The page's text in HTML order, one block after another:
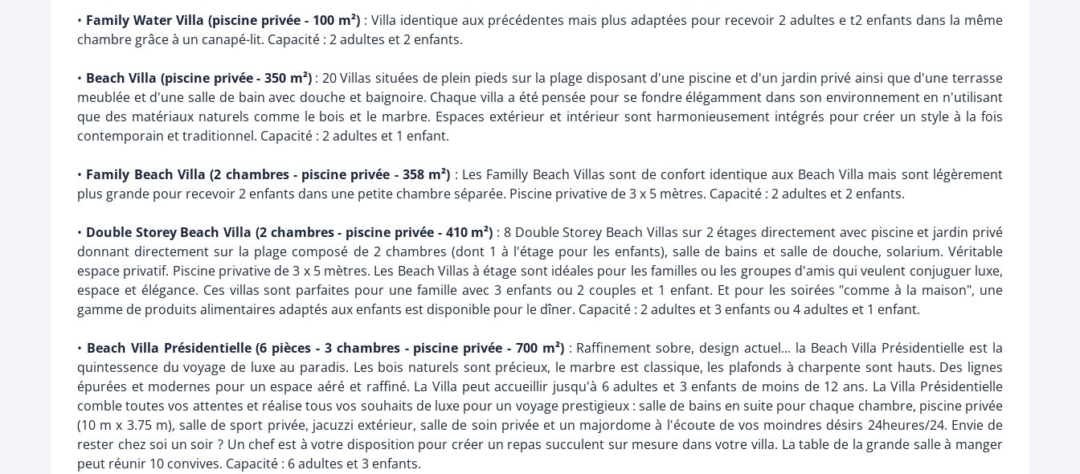
• Family Water Villa (piscine privée - 100 m²) : Villa identique aux précédentes mais plus adaptées pour recevoir 2 adultes e t2 enfants dans la même
chambre grâce à un canapé-lit. Capacité : 2 adultes et 2 enfants.
• Beach Villa (piscine privée - 350 m²): 20 Villas situées de plein pieds sur la plage disposant d'une piscine et d'un jardin privé ainsi que d'une terrasse
meublée et d'une salle de bain avec douche et baignoire. Chaque villa a été pensée pour se fondre élégamment dans son environnement en n'utilisant
que des matériaux naturels comme le bois et le marbre. Espaces extérieur et intérieur sont harmonieusement intégrés pour créer un style à la fois
contemporain et traditionnel. Capacité : 2 adultes et 1 enfant.
• Family Beach Villa (2 chambres - piscine privée - 358 m²) : Les Familly Beach Villas sont de confort identique aux Beach Villa mais sont légèrement
plus grande pour recevoir 2 enfants dans une petite chambre séparée. Piscine privative de 3 x 5 mètres. Capacité : 2 adultes et 2 enfants.
• Double Storey Beach Villa (2 chambres - piscine privée - 410 m²) : 8 Double Storey Beach Villas sur 2 étages directement avec piscine et jardin privé
donnant directement sur la plage composé de 2 chambres (dont 1 à l'étage pour les enfants), salle de bains et salle de douche, solarium. Véritable
espace privatif. Piscine privative de 3 x 5 mètres. Les Beach Villas à étage sont idéales pour les familles ou les groupes d'amis qui veulent conjuguer luxe,
espace et élégance. Ces villas sont parfaites pour une famille avec 3 enfants ou 2 couples et 1 enfant. Et pour les soirées "comme à la maison", une
gamme de produits alimentaires adaptés aux enfants est disponible pour le dîner. Capacité : 2 adultes et 3 enfants ou 4 adultes et 1 enfant.
• Beach Villa Présidentielle (6 pièces - 3 chambres - piscine privée - 700 m²): Raffinement sobre, design actuel... la Beach Villa Présidentielle est la
quintessence du voyage de luxe au paradis. Les bois naturels sont précieux, le marbre est classique, les plafonds à charpente sont hauts. Des lignes
épurées et modernes pour un espace aéré et raffiné. La Villa peut accueillir jusqu'à 6 adultes et 3 enfants de moins de 12 ans. La Villa Présidentielle
comble toutes vos attentes et réalise tous vos souhaits de luxe pour un voyage prestigieux : salle de bains en suite pour chaque chambre, piscine privée
(10 m x 3.75 m), salle de sport privée, jacuzzi extérieur, salle de soin privée et un majordome à l'écoute de vos moindres désirs 24heures/24. Envie de
rester chez soi un soir ? Un chef est à votre disposition pour créer un repas succulent sur mesure dans votre villa. La table de la grande salle à manger
peut réunir 10 convives. Capacité : 6 adultes et 3 enfants.